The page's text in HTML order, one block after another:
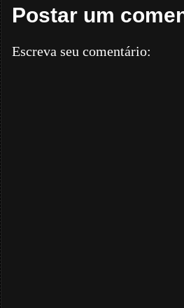
Postar um
Escreva seu comentário: